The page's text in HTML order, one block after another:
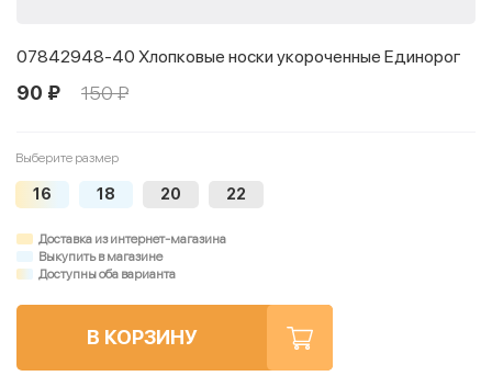
07842948-40 Хлопковые носки укороченные Единорог
90 ₽ 150 ₽
Выберите размер
16 18 20 22
Доставка из интернет-магазина
Выкупить в магазине
Доступны оба варианта
В КОРЗИНУ